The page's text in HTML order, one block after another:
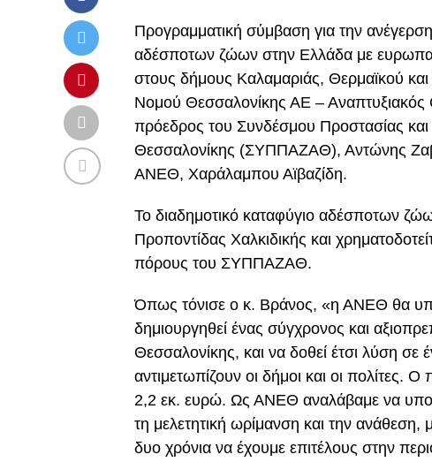
Προγραμματική σύμβαση για την
αδέσποτων ζώων στην Ελλάδα με
στους δήμους Καλαμαριάς, Θερμαϊκού
Νομού Θεσσαλονίκης ΑΕ –
πρόεδρος του Συνδέσμου Προστασίας
Θεσσαλονίκης (ΣΥΠΠΑΖΑΘ), Αντώνης
ΑΝΕΘ, Χαράλαμπου Αϊβαζίδη.
Το διαδημοτικό καταφύγιο αδέσποτων
Προποντίδας Χαλκιδικής και
πόρους του ΣΥΠΠΑΖΑΘ.
Όπως τόνισε ο κ. Βράνος, «η ΑΝΕΘ θα
δημιουργηθεί ένας σύγχρονος και
Θεσσαλονίκης, και να δοθεί έτσι λύση
αντιμετωπίζουν οι δήμοι και οι πολίτες.
2,2 εκ. ευρώ. Ως ΑΝΕΘ αναλάβαμε να
τη μελετητική ωρίμανση και την ανάθεση,
δυο χρόνια να έχουμε επιτέλους στην